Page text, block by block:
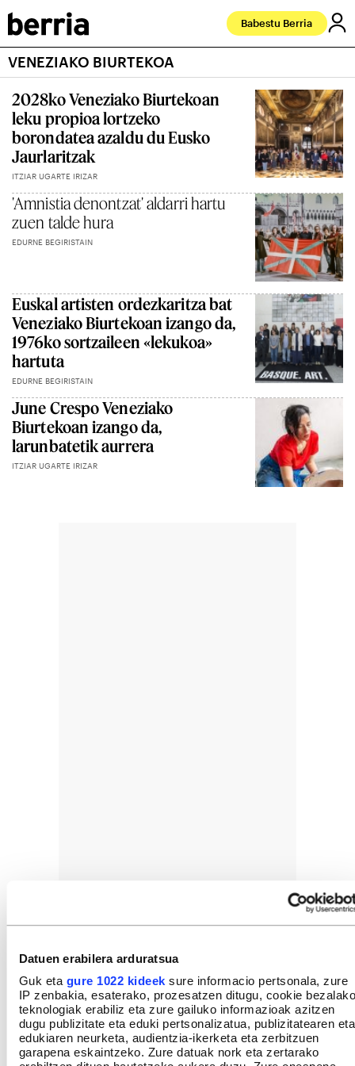
Datuen erabilera arduratsua
Guk eta gure 1022 kideek sure informacio pertsonala, zure
IP zenbakia, esaterako, prozesatzen ditugu, cookie bezalako
teknologiak erabiliz eta zure gailuko informazioak azitzen
dugu publizitate eta eduki pertsonalizatua, publizitatearen eta
edukiaren neurketa, audientzia-ikerketa eta zerbitzuen
garapena eskaintzeko. Zure datuak nork eta zertarako
Babestu Berria
VENEZIAKO BIURTEKOA
2028ko Veneziako Biurtekoan
leku propioa lortzeko
borondatea azaldu du Eusko
Jaurlaritzak
ITZIAR UGARTE IRIZAR
'Amnistia denontzat' aldarri hartu
zuen talde hura
EDURNE BEGIRISTAIN
Euskal artisten ordezkaritza bat
Veneziako Biurtekoan izango da,
1976ko sortzaileen «lekukoa»
hartuta
EDURNE BEGIRISTAIN
June Crespo Veneziako
Biurtekoan izango da,
larunbatetik aurrera
ITZIAR UGARTE IRIZAR